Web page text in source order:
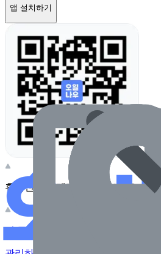
앱 설치하기
휴대전화 카메라로 찍어보세요
이 주유소의 사장님이신가요?